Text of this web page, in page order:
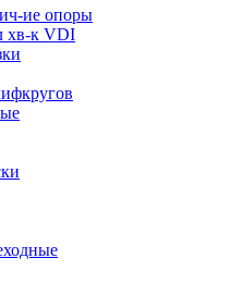
ие опоры
хв-к VDI